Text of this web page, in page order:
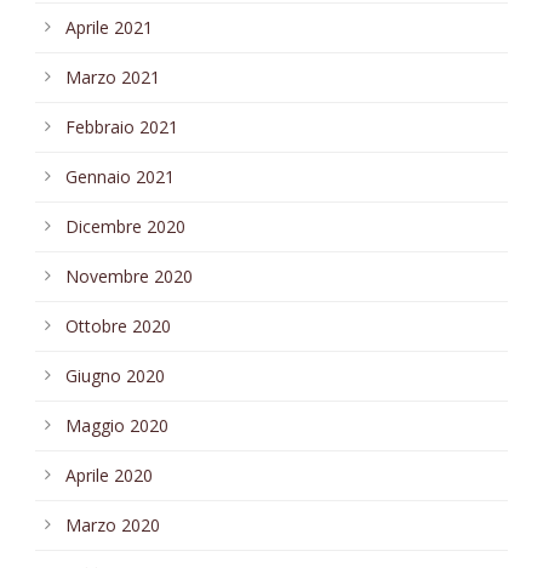
Aprile 2021
Marzo 2021
Febbraio 2021
Gennaio 2021
Dicembre 2020
Novembre 2020
Ottobre 2020
Giugno 2020
Maggio 2020
Aprile 2020
Marzo 2020